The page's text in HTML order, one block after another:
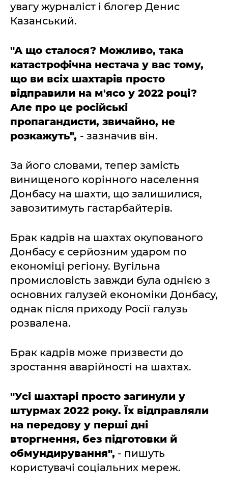
увагу журналіст і блогер Денис
Казанський.
"А що сталося? Можливо, така
катастрофічна нестача у вас тому,
що ви всіх шахтарів просто
відправили на м'ясо у 2022 році?
Але про це російські
пропагандисти, звичайно, не
розкажуть", - зазначив він.
За його словами, тепер замість
винищеного корінного населення
Донбасу на шахти, що залишилися,
завозитимуть гастарбайтерів.
Брак кадрів на шахтах окупованого
Донбасу є серйозним ударом по
економіці регіону. Вугільна
промисловість завжди була однією з
основних галузей економіки Донбасу,
однак після приходу Росії галузь
розвалена.
Брак кадрів може призвести до
зростання аварійності на шахтах.
"Усі шахтарі просто загинули у
штурмах 2022 року. Їх відправляли
на передову у перші дні
вторгнення, без підготовки й
обмундирування", - пишуть
користувачі соціальних мереж.